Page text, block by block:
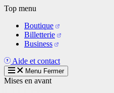
Aller
contenu
principal
Top menu
Boutique
Billetterie
Business
Aide et contact
Menu Fermer
Mises en avant